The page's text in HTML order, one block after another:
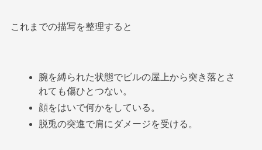
これまでの描写を整理すると
腕を縛られた状態でビルの屋上から突き落とさ
れても傷ひとつない。
顔をはいで何かをしている。
脱兎の突進で肩にダメージを受ける。